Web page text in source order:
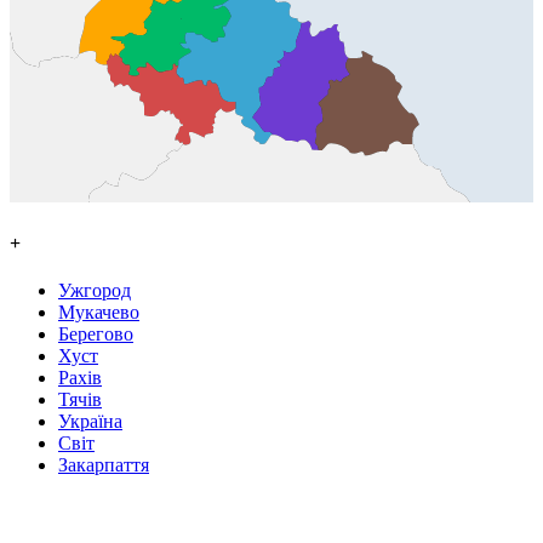
+
Ужгород
Мукачево
Берегово
Хуст
Рахів
Тячів
Україна
Світ
Закарпаття